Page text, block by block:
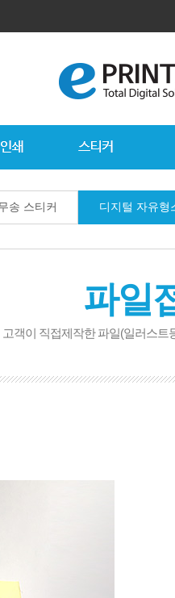
송 스티커 디지털 자유형
파일
고객이 직접제작한 파일(일러스트